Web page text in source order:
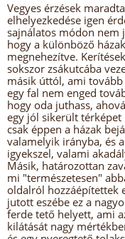
Vegyes érzések
elhelyezkedése igen
sajnálatos módon nem
hogy a különböző
megnehezítve.
sokszor zsákutcába
másik úttól, ami tovább
egy fal nem enged
hogy oda juthass,
egy jól sikerült
csak éppen a házak
valamelyik irányba, és
igyekszel, valami
Másik, határozottan
mi "természetesen"
oldalról hozzáépítettek
jutott eszébe ez a
ferde tető helyett, ami
kilátását nagy